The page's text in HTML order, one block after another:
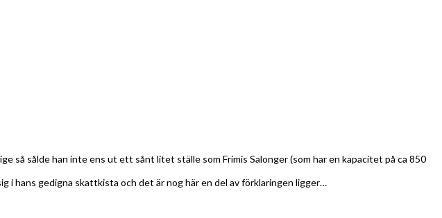
så sålde han inte ens ut ett sånt litet ställe som Frimis Salonger (som har en kapacitet på ca 850
i hans gedigna skattkista och det är nog här en del av förklaringen ligger…